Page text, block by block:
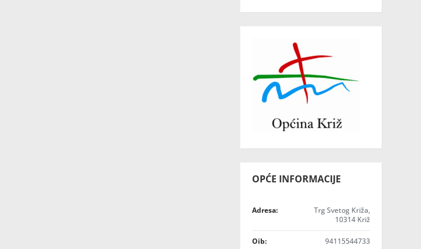
OPĆE INFORMACIJE
Adresa:
Trg Svetog Križa,
10314 Križ
Oib: 94115544733